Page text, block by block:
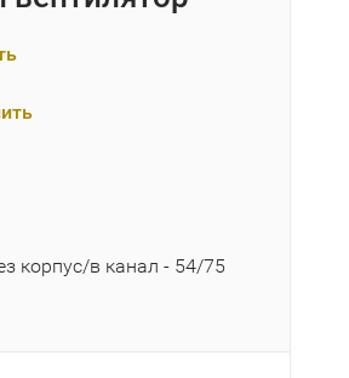
корпус/в канал - 54/75